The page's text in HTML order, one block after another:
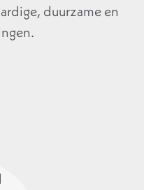
duurzame en